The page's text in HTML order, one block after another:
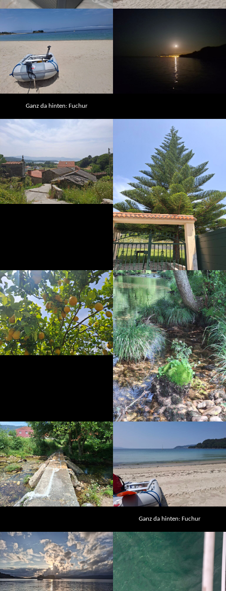
Ganz da hinten: Fuchur
Ganz da hinten: Fuchur